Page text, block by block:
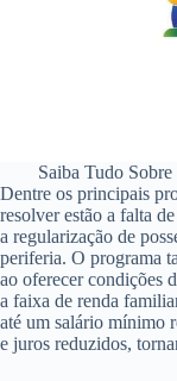
Saiba Tudo
Dentre os principais
resolver estão a falta
a regularização de
periferia. O programa
ao oferecer condições
a faixa de renda
até um salário mínimo
e juros reduzidos,